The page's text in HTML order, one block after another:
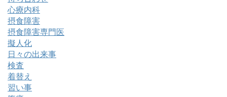
心療内科
摂食障害
摂食障害専門医
擬人化
日々の出来事
検査
着替え
習い事